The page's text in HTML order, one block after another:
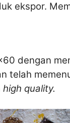
ekspor.
dengan
telah
high quality.